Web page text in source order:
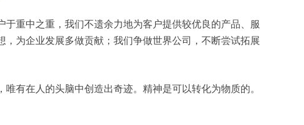
重中之重，我们不遗余力地为客户提供较优良的产品、服
为企业发展多做贡献；我们争做世界公司，不断尝试拓展
有在人的头脑中创造出奇迹。精神是可以转化为物质的。